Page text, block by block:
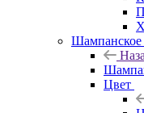
Шампанское
Цвет